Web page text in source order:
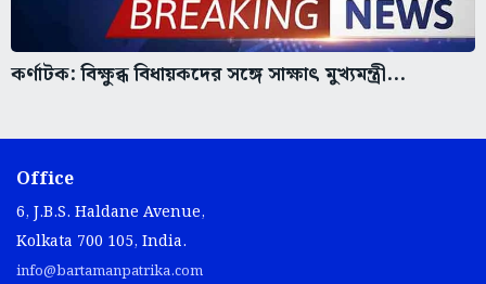
কর্ণাটক: বিক্ষুব্ধ বিধায়কদের সঙ্গে সাক্ষাৎ মুখ্যমন্ত্রী...
Office
6, J.B.S. Haldane Avenue,
Kolkata 700 105, India.
info@bartamanpatrika.com